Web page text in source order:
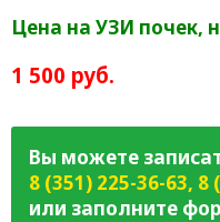
Цена на УЗИ почек,
1 500 руб.
Вы можете
8 (351) 225-36-63, 8
или заполните